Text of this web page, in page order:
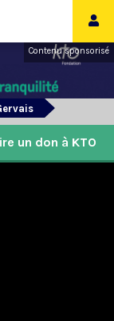
Contenu sponsorisé
un don à KTO